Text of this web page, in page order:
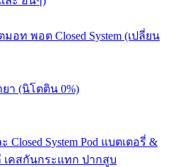
มอท พอต Closed System (เปลี่ยน
ยา (นิโตติน 0%)
System Pod แบตเตอรี่ &
เคสกันกระแทก ปากสูบ